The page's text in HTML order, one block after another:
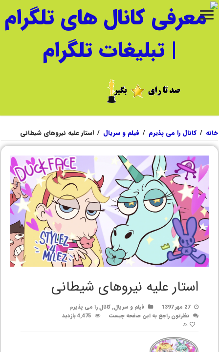
خانه / کانال را می پذیرم / فیلم و سریال / استار علیه نیروهای شیطانی
استار علیه نیروهای شیطانی
27 مهر 1397 فیلم و سریال,کانال را می پذیرم
نظرتون راجع به این صفحه چیست
4,475 بازدید
23